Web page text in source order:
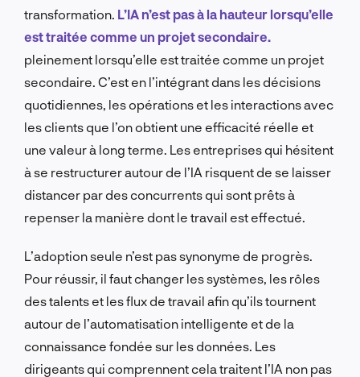
transformation. L’IA n’est pas à la hauteur lorsqu’elle
est traitée comme un projet secondaire.
pleinement lorsqu’elle est traitée comme un projet
secondaire. C’est en l’intégrant dans les décisions
quotidiennes, les opérations et les interactions avec
les clients que l’on obtient une efficacité réelle et
une valeur à long terme. Les entreprises qui hésitent
à se restructurer autour de l’IA risquent de se laisser
distancer par des concurrents qui sont prêts à
repenser la manière dont le travail est effectué.
L’adoption seule n’est pas synonyme de progrès.
Pour réussir, il faut changer les systèmes, les rôles
des talents et les flux de travail afin qu’ils tournent
autour de l’automatisation intelligente et de la
connaissance fondée sur les données. Les
dirigeants qui comprennent cela traitent l’IA non pas